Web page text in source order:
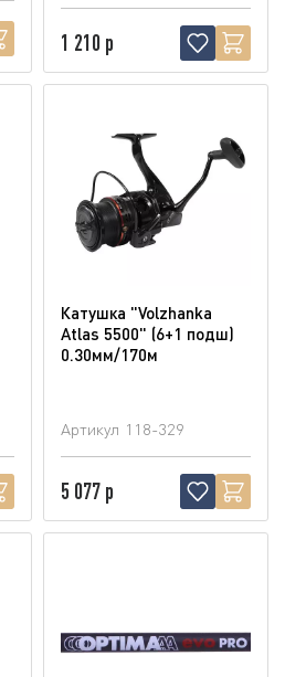
1 210 р
Катушка "Volzhanka
Atlas 5500" (6+1 подш)
0.30мм/170м
Артикул 118-329
5 077 р